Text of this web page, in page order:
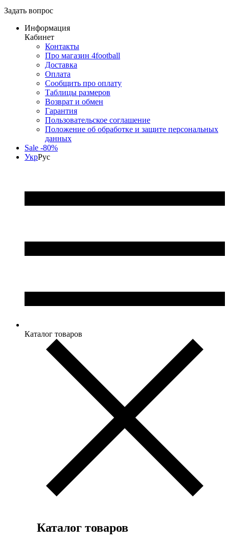
Задать вопрос
Информация
Кабинет
Контакты
Про магазин 4football
Доставка
Оплата
Сообщить про оплату
Таблицы размеров
Возврат и обмен
Гарантия
Пользовательское соглашение
Положение об обработке и защите персональных
данных
Sale -80%
УкрРус
Каталог товаров
Каталог товаров